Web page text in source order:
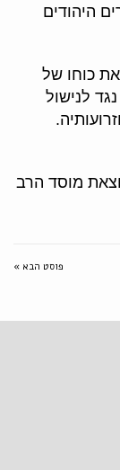
היהודים
כוחו של
לנישול
מוסד הרב
פוסט הבא »